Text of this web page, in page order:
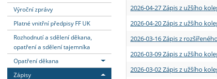
Absolventi fakulty
Vyjíždějící zaměstnanci
Výroční zprávy
Platné vnitřní předpisy FF UK
Rozhodnutí a sdělení děkana,
opatření a sdělení tajemníka
Opatření děkana
Zápisy
2026-04-27 Zápis z užšího
2026-04-20 Zápis z užšího
2026-03-16 Zápis z
2026-03-09 Zápis z užšího
2026-03-02 Zápis z užšího